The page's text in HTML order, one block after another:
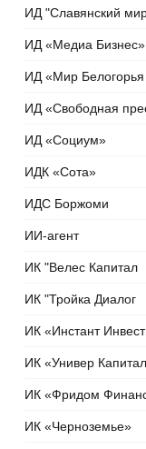
ИД "Славянский
ИД «Медиа Бизнес»
ИД «Мир Белогорья
ИД «Свободная
ИД «Социум»
ИДК «Сота»
ИДС Боржоми
ИИ-агент
ИК "Велес Капитал
ИК "Тройка Диалог
ИК «Инстант Инвест
ИК «Универ Капитал
ИК «Фридом
ИК «Черноземье»